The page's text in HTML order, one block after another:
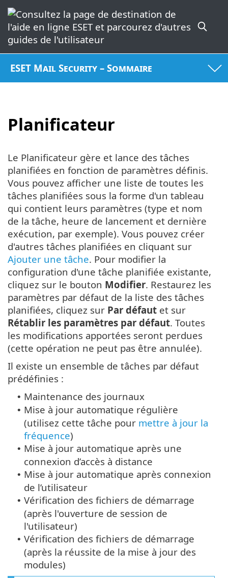
ESET Mail Security – Sommaire
Planificateur
Le Planificateur gère et lance des tâches
planifiées en fonction de paramètres définis.
Vous pouvez afficher une liste de toutes les
tâches planifiées sous la forme d'un tableau
qui contient leurs paramètres (type et nom
de la tâche, heure de lancement et dernière
exécution, par exemple). Vous pouvez créer
d'autres tâches planifiées en cliquant sur
Ajouter une tâche. Pour modifier la
configuration d'une tâche planifiée existante,
cliquez sur le bouton Modifier. Restaurez les
paramètres par défaut de la liste des tâches
planifiées, cliquez sur Par défaut et sur
Rétablir les paramètres par défaut. Toutes
les modifications apportées seront perdues
(cette opération ne peut pas être annulée).
Il existe un ensemble de tâches par défaut
prédéfinies :
• Maintenance des journaux
• Mise à jour automatique régulière
(utilisez cette tâche pour mettre à jour la
fréquence)
• Mise à jour automatique après une
connexion d’accès à distance
• Mise à jour automatique après connexion
de l’utilisateur
• Vérification des fichiers de démarrage
(après l'ouverture de session de
l'utilisateur)
• Vérification des fichiers de démarrage
(après la réussite de la mise à jour des
modules)